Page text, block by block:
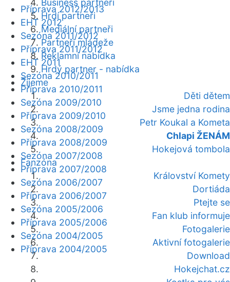
Business partneři
Hrdí partneři
Mediální partneři
Partneři mládeže
Reklamní nabídka
Hrdý partner - nabídka
Žijeme
Děti dětem
Jsme jedna rodina
Petr Koukal a Kometa
Chlapi ŽENÁM
Hokejová tombola
Fanzóna
Království Komety
Dortiáda
Ptejte se
Fan klub informuje
Fotogalerie
Aktivní fotogalerie
Download
Hokejchat.cz
Příprava 2012/2013
EHT 2012
Sezóna 2011/2012
Příprava 2011/2012
EHT 2011
Sezóna 2010/2011
Příprava 2010/2011
Sezóna 2009/2010
Příprava 2009/2010
Sezóna 2008/2009
Příprava 2008/2009
Sezóna 2007/2008
Příprava 2007/2008
Sezóna 2006/2007
Příprava 2006/2007
Sezóna 2005/2006
Příprava 2005/2006
Sezóna 2004/2005
Příprava 2004/2005